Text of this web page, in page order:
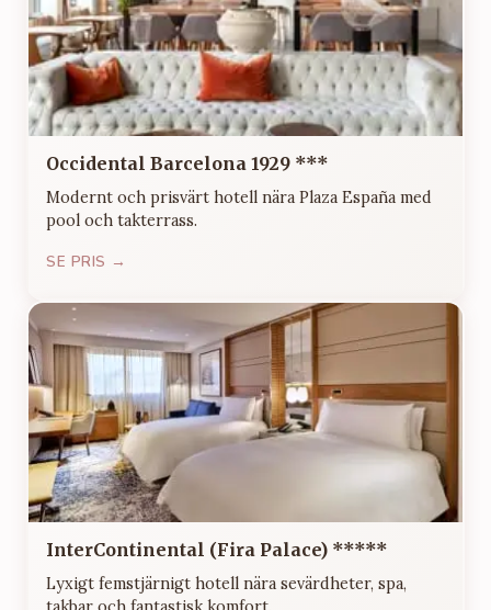
Occidental Barcelona 1929 ***
Modernt och prisvärt hotell nära Plaza España med
pool och takterrass.
SE PRIS →
InterContinental (Fira Palace) *****
Lyxigt femstjärnigt hotell nära sevärdheter, spa,